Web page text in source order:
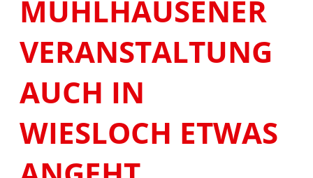
MÜHLHAUSENER
VERANSTALTUNG
AUCH IN
WIESLOCH ETWAS